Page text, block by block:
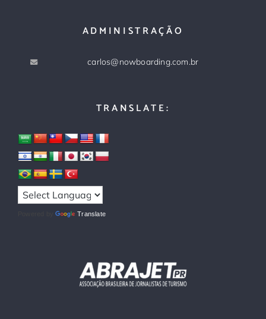
ADMINISTRAÇÃO
carlos@nowboarding.com.br
TRANSLATE:
Powered by Translate